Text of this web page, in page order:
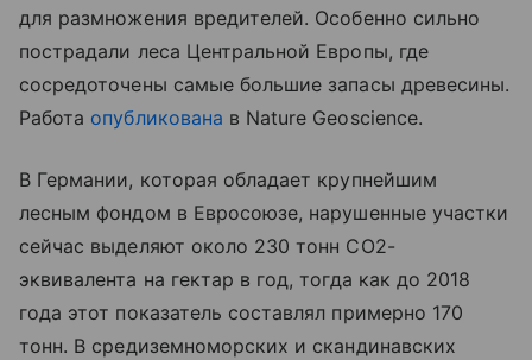
для размножения вредителей. Особенно сильно
пострадали леса Центральной Европы, где
сосредоточены самые большие запасы древесины.
Работа опубликована в Nature Geoscience.
В Германии, которая обладает крупнейшим
лесным фондом в Евросоюзе, нарушенные участки
сейчас выделяют около 230 тонн CO2-
эквивалента на гектар в год, тогда как до 2018
года этот показатель составлял примерно 170
тонн. В средиземноморских и скандинавских